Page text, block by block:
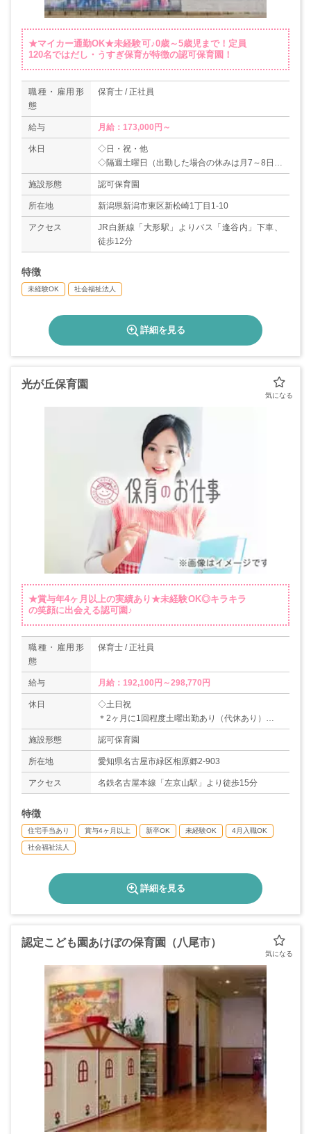
★マイカー通勤OK★未経験可♪0歳～5歳児まで！定員
120名ではだし・うすぎ保育が特徴の認可保育園！
職種・雇用形
態
保育士 / 正社員
給与 月給：173,000円～
休日
◇日・祝・他
◇隔週土曜日（出勤した場合の休みは月7～8日）
◇夏季休暇
◇年末年始（31日～3日）
◇年間休日数：108日
施設形態 認可保育園
所在地 新潟県新潟市東区新松崎1丁目1-10
アクセス
JR白新線「大形駅」よりバス「逢谷内」下車、
徒歩12分
特徴
未経験OK 社会福祉法人
詳細を見る
光が丘保育園
★賞与年4ヶ月以上の実績あり★未経験OK◎キラキラ
の笑顔に出会える認可園♪
職種・雇用形
態
保育士 / 正社員
給与 月給：192,100円～298,770円
休日
◇土日祝
＊2ヶ月に1回程度土曜出勤あり（代休あり）
＊休日保育を実施しているので年に6～8回程度日
祝出勤あり
◇有給休暇
◇産休・育休取得実績あり
＊年間休日数110日
施設形態 認可保育園
所在地 愛知県名古屋市緑区相原郷2-903
アクセス 名鉄名古屋本線「左京山駅」より徒歩15分
特徴
住宅手当あり 賞与4ヶ月以上 新卒OK 未経験OK 4月入職OK
社会福祉法人
詳細を見る
認定こども園あけぼの保育園（八尾市）